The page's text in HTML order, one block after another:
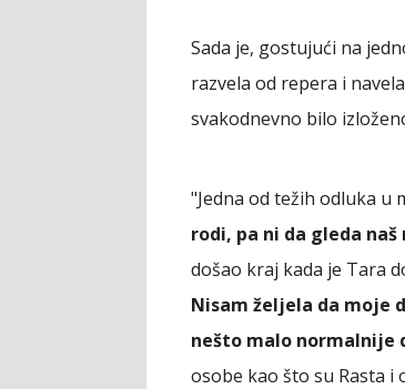
Sada je, gostujući na
razvela od repera i
svakodnevno bilo
"Jedna od težih odluka u
rodi, pa ni da gleda
došao kraj kada je Tara
Nisam željela da moje
nešto malo normalnije
osobe kao što su Rasta i